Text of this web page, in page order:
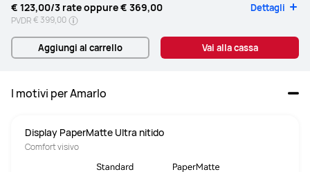
€ 123,00/3 rate oppure€ 369,00 Dettagli
PVDR€ 399,00
Aggiungi al carrello Vai alla cassa
I motivi per Amarlo
Display PaperMatte Ultra nitido
Comfort visivo